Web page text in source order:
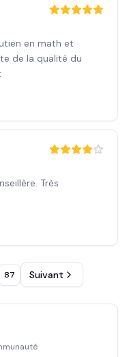
en math et
de la qualité du
Très
87 Suivant